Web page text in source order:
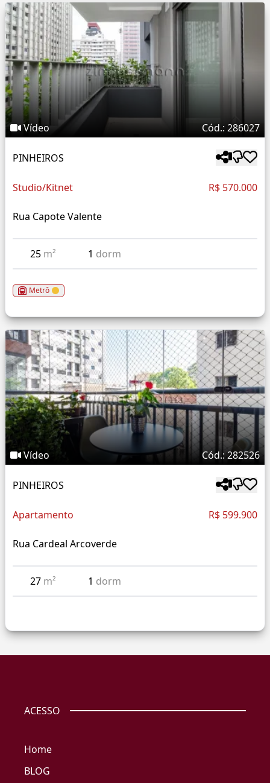
Vídeo Cód.: 286027
PINHEIROS
Studio/Kitnet R$ 570.000
Rua Capote Valente
25 m² 1 dorm
Metrô
Vídeo Cód.: 282526
PINHEIROS
Apartamento R$ 599.900
Rua Cardeal Arcoverde
27 m² 1 dorm
ACESSO
Home
BLOG